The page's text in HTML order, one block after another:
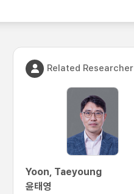
Related Researcher
Yoon, Taeyoung
윤태영